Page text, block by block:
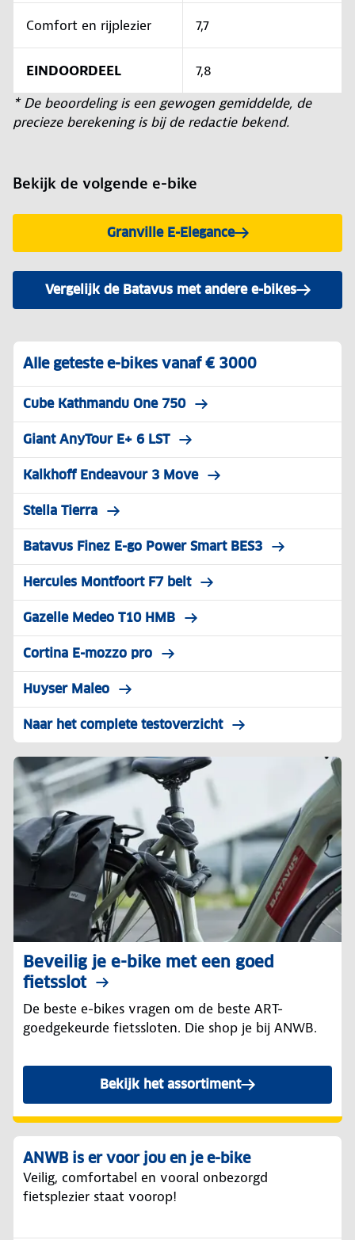
Comfort en rijplezier 7,7
EINDOORDEEL
7,8
* De beoordeling is een gewogen gemiddelde, de
precieze berekening is bij de redactie bekend.
Bekijk de volgende e-bike
Granville E-Elegance
Vergelijk de Batavus met andere e-bikes
Alle geteste e-bikes vanaf € 3000
Cube Kathmandu One 750
Giant AnyTour E+ 6 LST
Kalkhoff Endeavour 3 Move
Stella Tierra
Batavus Finez E-go Power Smart BES3
Hercules Montfoort F7 belt
Gazelle Medeo T10 HMB
Cortina E-mozzo pro
Huyser Maleo
Naar het complete testoverzicht
Beveilig je e-bike met een goed
fietsslot
De beste e-bikes vragen om de beste ART-
goedgekeurde fietssloten. Die shop je bij ANWB.
Bekijk het assortiment
ANWB is er voor jou en je e-bike
Veilig, comfortabel en vooral onbezorgd
fietsplezier staat voorop!